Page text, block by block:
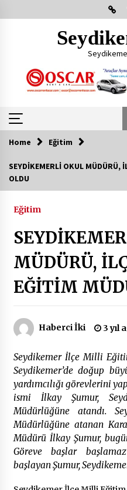
to
Yeni Eklenenler
CHP
2 ay ago
Çevre Bilinci
2 ay ago
FETHİYE
TOPLANTISI
2 ay ago
DESTEK
2 ay ago
Home Eğitim
SEYDİKEMERLİ OKUL MÜDÜRÜ,
OLDU
Eğitim
MÜDÜRÜ,
EĞİTİM
Haberci İki 3 yıl
Seydikemer İlçe Milli
Seydikemer’de doğup
yardımcılığı görevlerini
ismi İlkay Şumur,
Müdürlüğüne atandı.
Müdürlüğüne atanan
Müdürü İlkay Şumur,
Göreve başlar
başlayan Şumur,